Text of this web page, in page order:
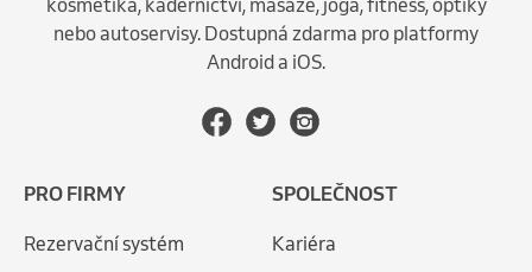
nebo autoservisy. Dostupná zdarma pro platformy
Android a iOS.
PRO FIRMY
Rezervační systém
SPOLEČNOST
Kariéra